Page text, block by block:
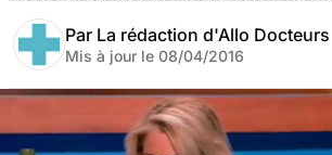
Par La rédaction d'Allo Docteurs
Mis à jour le 08/04/2016